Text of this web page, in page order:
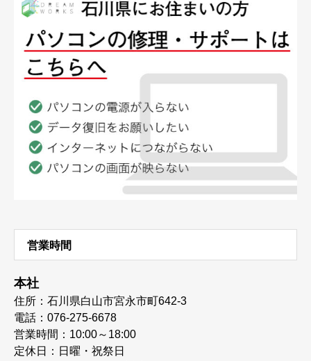
営業時間
本社
住所：石川県白山市宮永市町642-3
電話：076-275-6678
営業時間：10:00～18:00
定休日：日曜・祝祭日